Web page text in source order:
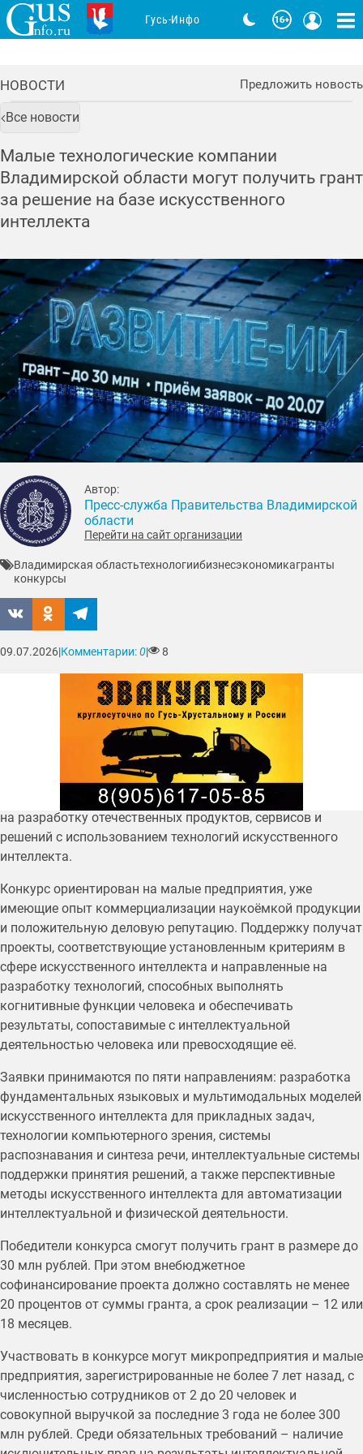
НОВОСТИ Предложить новость
Все новости
Малые технологические компании
Владимирской области могут получить грант
за решение на базе искусственного
интеллекта
1 минута
До 20 июля принимаютсязаявки на участие
очереди конкурса «Развитие-ИИ». Его проводит Фонд
содействия инновациям по национальному проекту
«Экономика данных». Победители смогут получить гранты
на разработку отечественных продуктов, сервисов и
решений с использованием технологий искусственного
интеллекта.
Конкурс ориентирован на малые предприятия, уже
имеющие опыт коммерциализации наукоёмкой продукции
и положительную деловую репутацию. Поддержку получат
проекты, соответствующие установленным критериям в
сфере искусственного интеллекта и направленные на
разработку технологий, способных выполнять
когнитивные функции человека и обеспечивать
результаты, сопоставимые с интеллектуальной
деятельностью человека или превосходящие её.
Заявки принимаются по пяти направлениям: разработка
фундаментальных языковых и мультимодальных моделей
искусственного интеллекта для прикладных задач,
технологии компьютерного зрения, системы
распознавания и синтеза речи, интеллектуальные системы
поддержки принятия решений, а также перспективные
методы искусственного интеллекта для автоматизации
интеллектуальной и физической деятельности.
Победители конкурса смогут получить грант в размере до
30 млн рублей. При этом внебюджетное
софинансирование проекта должно составлять не менее
20 процентов от суммы гранта, а срок реализации – 12 или
18 месяцев.
Участвовать в конкурсе могут микропредприятия и малые
предприятия, зарегистрированные не более 7 лет назад, с
численностью сотрудников от 2 до 20 человек и
совокупной выручкой за последние 3 года не более 300
млн рублей. Среди обязательных требований – наличие
Автор:
Пресс-служба Правительства Владимирской
области
Перейти на сайт организации
Владимирская областьтехнологиибизнесэкономикагранты
конкурсы
09.07.2026|Комментарии:0| 8
Гусь-Инфо